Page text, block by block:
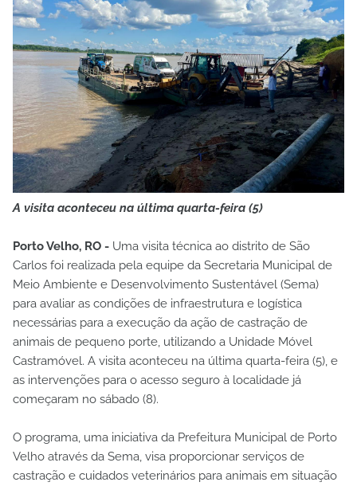
A visita aconteceu na última quarta-feira (5)
Porto Velho, RO - Uma visita técnica ao distrito de São
Carlos foi realizada pela equipe da Secretaria Municipal de
Meio Ambiente e Desenvolvimento Sustentável (Sema)
para avaliar as condições de infraestrutura e logística
necessárias para a execução da ação de castração de
animais de pequeno porte, utilizando a Unidade Móvel
Castramóvel. A visita aconteceu na última quarta-feira (5), e
as intervenções para o acesso seguro à localidade já
começaram no sábado (8).
O programa, uma iniciativa da Prefeitura Municipal de Porto
Velho através da Sema, visa proporcionar serviços de
castração e cuidados veterinários para animais em situação